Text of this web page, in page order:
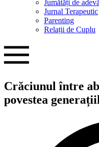
Jumătăți de
Jurnal Terapeutic
Parenting
Relații de Cuplu
Crăciunul între
povestea